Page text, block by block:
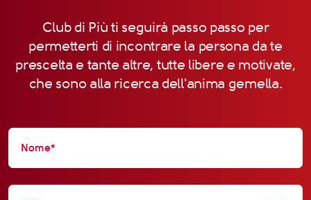
Club di Più ti seguirà passo passo per
permetterti di incontrare la persona da te
prescelta e tante altre, tutte libere e motivate,
che sono alla ricerca dell'anima gemella.